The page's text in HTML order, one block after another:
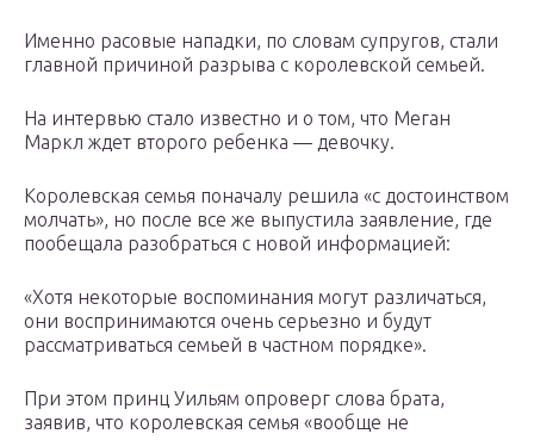
Именно расовые нападки, по словам супругов, стали
главной причиной разрыва с королевской семьей.
На интервью стало известно и о том, что Меган
Маркл ждет второго ребенка — девочку.
Королевская семья поначалу решила «с достоинством
молчать», но после все же выпустила заявление, где
пообещала разобраться с новой информацией:
«Хотя некоторые воспоминания могут различаться,
они воспринимаются очень серьезно и будут
рассматриваться семьей в частном порядке».
При этом принц Уильям опроверг слова брата,
заявив, что королевская семья «вообще не